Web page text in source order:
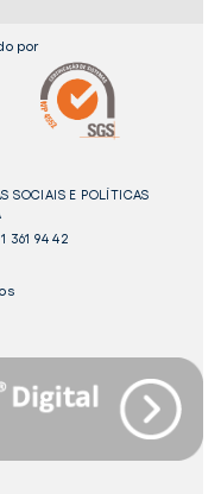
por
SOCIAIS E POLÍTICAS
361 94 42